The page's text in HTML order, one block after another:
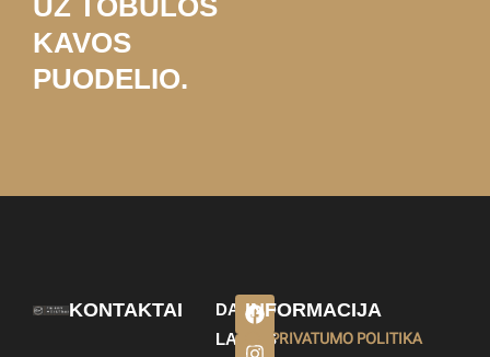
UŽ TOBULOS
KAVOS
PUODELIO.
KONTAKTAI
DARBO
LAIKAS
INFORMACIJA
PRIVATUMO POLITIKA